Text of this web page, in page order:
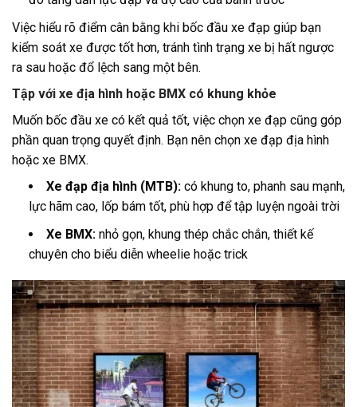
Việc hiểu rõ điểm cân bằng khi bốc đầu xe đạp giúp bạn
kiểm soát xe được tốt hơn, tránh tình trạng xe bị hất ngược
ra sau hoặc đổ lệch sang một bên.
Tập với xe địa hình hoặc BMX có khung khỏe
Muốn bốc đầu xe có kết quả tốt, việc chọn xe đạp cũng góp
phần quan trọng quyết định. Bạn nên chọn xe đạp địa hình
hoặc xe BMX.
Xe đạp địa hình (MTB):có khung to, phanh sau mạnh,
lực hãm cao, lốp bám tốt, phù hợp để tập luyện ngoài trời
Xe BMX:nhỏ gọn, khung thép chắc chắn, thiết kế
chuyên cho biểu diễn wheelie hoặc trick